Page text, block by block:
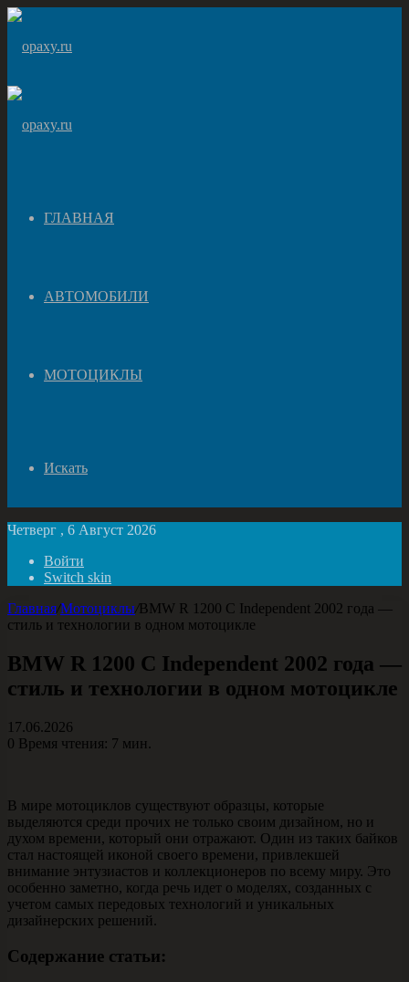
ГЛАВНАЯ
АВТОМОБИЛИ
МОТОЦИКЛЫ
Искать
Четверг , 6 Август 2026
Войти
Switch skin
Главная/Мотоциклы/BMW R 1200 C Independent 2002 года —
стиль и технологии в одном мотоцикле
BMW R 1200 C Independent 2002 года —
стиль и технологии в одном мотоцикле
17.06.2026
0 Время чтения: 7 мин.
В мире мотоциклов существуют образцы, которые
выделяются среди прочих не только своим дизайном, но и
духом времени, который они отражают. Один из таких байков
стал настоящей иконой своего времени, привлекшей
внимание энтузиастов и коллекционеров по всему миру. Это
особенно заметно, когда речь идет о моделях, созданных с
учетом самых передовых технологий и уникальных
дизайнерских решений.
Содержание статьи: